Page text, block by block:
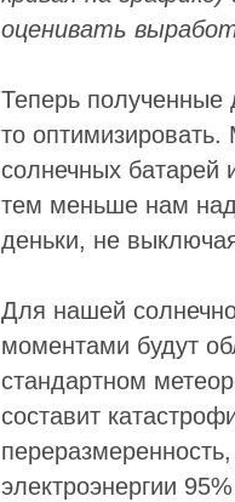
оценивать
Теперь полученные
то
солнечных батарей
тем меньше нам
деньки, не
Для нашей
моментами будут
стандартном
составит
электроэнергии